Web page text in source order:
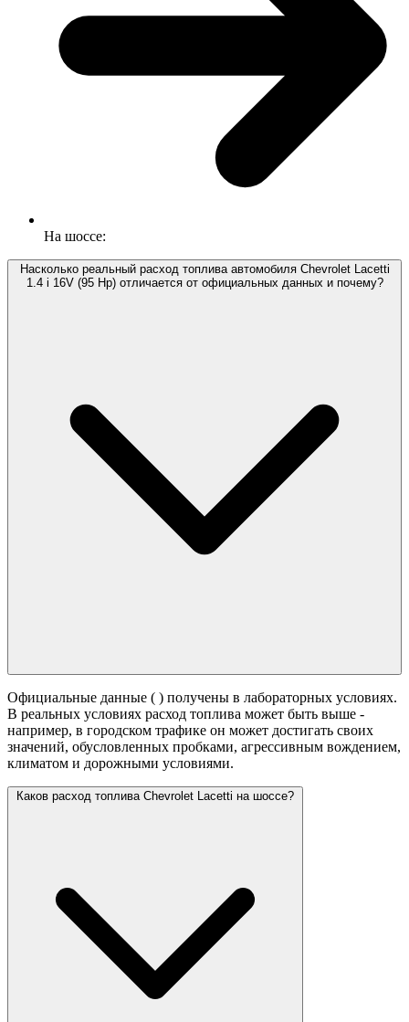
На шоссе:
Насколько реальный расход топлива автомобиля Chevrolet Lacetti
1.4 i 16V (95 Hp) отличается от официальных данных и почему?
Официальные данные ( ) получены в лабораторных условиях.
В реальных условиях расход топлива может быть выше -
например, в городском трафике он может достигать своих
значений, обусловленных пробками, агрессивным вождением,
климатом и дорожными условиями.
Каков расход топлива Chevrolet Lacetti на шоссе?